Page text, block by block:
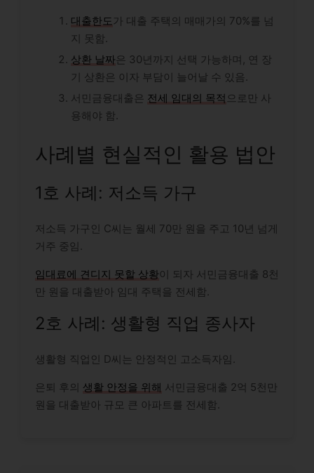
대출한도 가 대출 주택의 매매가의 70%를 넘
지 못함.
상환 날짜은 30년까지 선택 가능하며, 연 장
기 상환은 이자 부담이 늘어날 수 있음.
서민금융대출은 전세 임대의 목적 으로만 사
용해야 함.
사례별 현실적인 활용 법안
1호 사례: 저소득 가구
저소득 가구인 C씨는 월세 70만 원을 주고 10년 넘게
거주 중임.
임대료에 견디지 못할 상황이 되자 서민금융대출 8천
만 원을 대출받아 임대 주택을 전세함.
2호 사례: 생활형 직업 종사자
생활형 직업인 D씨는 안정적인 고소득자임.
은퇴 후의 생활 안정을 위해 서민금융대출 2억 5천만
원을 대출받아 규모 큰 아파트를 전세함.